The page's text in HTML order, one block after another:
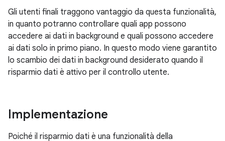
Gli utenti finali traggono vantaggio da questa funzionalità,
in quanto potranno controllare quali app possono
accedere ai dati in background e quali possono accedere
ai dati solo in primo piano. In questo modo viene garantito
lo scambio dei dati in background desiderato quando il
risparmio dati è attivo per il controllo utente.
Implementazione
Poiché il risparmio dati è una funzionalità della